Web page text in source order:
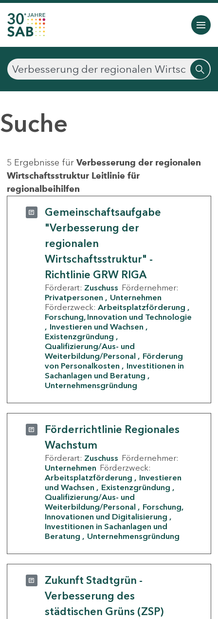
Suche
5 Ergebnisse für Verbesserung der regionalen
Wirtschaftsstruktur Leitlinie für
regionalbeihilfen
Gemeinschaftsaufgabe
"Verbesserung der
regionalen
Wirtschaftsstruktur" -
Richtlinie GRW RIGA
Förderart: Zuschuss Fördernehmer:
Privatpersonen
Unternehmen
Förderzweck: Arbeitsplatzförderung
Forschung, Innovation und Technologie
Investieren und Wachsen
Existenzgründung
Qualifizierung/Aus- und
Weiterbildung/Personal
Förderung
von Personalkosten
Investitionen in
Sachanlagen und Beratung
Unternehmensgründung
Förderrichtlinie Regionales
Wachstum
Förderart: Zuschuss Fördernehmer:
Unternehmen Förderzweck:
Arbeitsplatzförderung
Investieren
und Wachsen
Existenzgründung
Qualifizierung/Aus- und
Weiterbildung/Personal
Forschung,
Innovationen und Digitalisierung
Investitionen in Sachanlagen und
Beratung
Unternehmensgründung
Zukunft Stadtgrün -
Verbesserung des
städtischen Grüns (ZSP)